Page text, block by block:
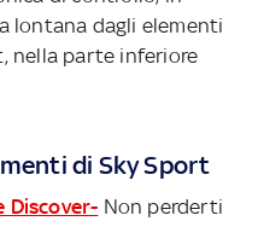
lontana dagli elementi
nella parte inferiore
di Sky Sport
Discover- Non perderti